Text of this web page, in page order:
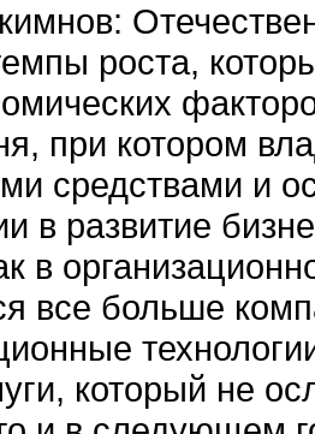
роста,
при котором
средствами и
в развитие
в
все больше
который не